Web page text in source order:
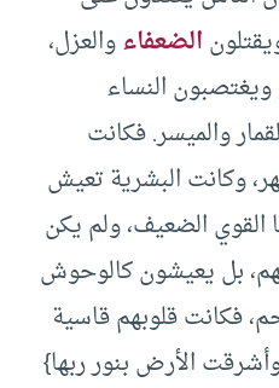
الضعفاءوالعزل،
النساء
والميسر. فكانت
وكانت البشرية تعيش
الضعيف، ولم يكن
بل يعيشون كالوحوش
فكانت قلوبهم قاسية
الأرض بنور ربها}